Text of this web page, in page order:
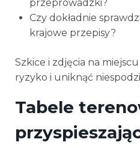
przeprowadzki?
Czy dokładnie
krajowe przepisy?
Szkice i zdjęcia na
ryzyko i uniknąć
Tabele